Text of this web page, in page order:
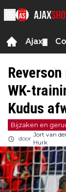
Ajax
WK-
Kudus
Bijzaken en
door
Jort van
Hurk